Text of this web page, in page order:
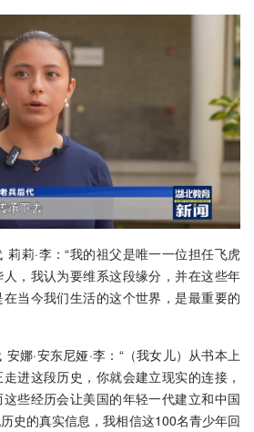
莉莉·李：“我的祖父是唯一一位担任飞虎
，我认为要维系这段缘分，并在这些年
当今我们生活的这个世界，是最重要的
娜·安东尼娅·李：“（我女儿）从书本上
进这段历史，你就会建立现实的连接，
些经历会让美国的年轻一代建立和中国
史的真实信息，我相信这100名青少年回